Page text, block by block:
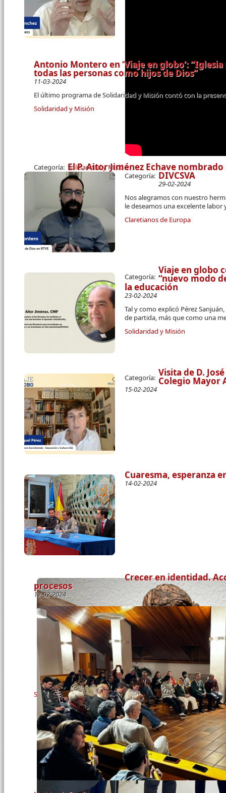
Categoría: Solidaridad y Misión
Antonio Montero en ‘Viaje en globo’:
todas las personas como hijos de Dios”
11-03-2024
El último programa de Solidaridad y Misión contó con la
Categoría:
Solidaridad y Misión
El P. Aitor Jiménez Echave
DIVCSVA
29-02-2024
Nos alegramos con nuestro
le deseamos una excelente
Categoría:
Claretianos de Europa
Viaje en globo
“nuevo modo
la educación
23-02-2024
Tal y como explicó Pérez
de partida, más que como una
Categoría:
Solidaridad y Misión
Visita de D.
Colegio Mayor
15-02-2024
Cuaresma, esperanza
14-02-2024
Solidaridad y Misión
Crecer en identidad.
procesos
12-02-2024
Páginas